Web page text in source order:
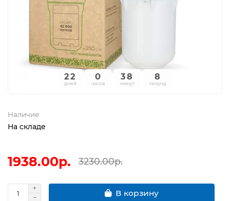
22
дней
0
часов
38
минут
8
секунд
Наличие
На складе
1938.00р. 3230.00р.
В корзину